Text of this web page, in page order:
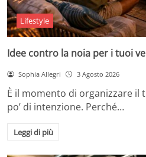
Lifestyle
Idee contro la noia per i tuoi
Sophia Allegri 3 Agosto 2026
È il momento di organizzare il
po’ di intenzione. Perché…
Leggi di più